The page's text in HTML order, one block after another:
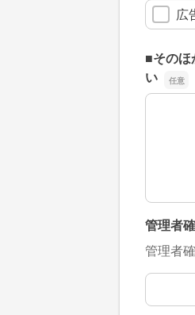
広
■そのほ
い
■そのほ
管理者
管理者
管理者